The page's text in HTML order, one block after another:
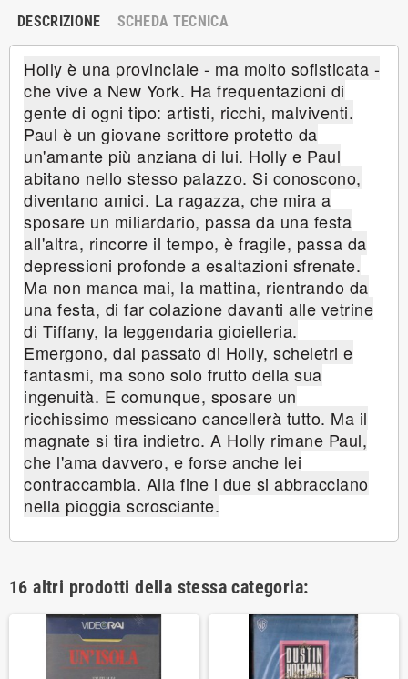
DESCRIZIONE SCHEDA TECNICA
Holly è una provinciale - ma molto sofisticata -
che vive a New York. Ha frequentazioni di
gente di ogni tipo: artisti, ricchi, malviventi.
Paul è un giovane scrittore protetto da
un'amante più anziana di lui. Holly e Paul
abitano nello stesso palazzo. Si conoscono,
diventano amici. La ragazza, che mira a
sposare un miliardario, passa da una festa
all'altra, rincorre il tempo, è fragile, passa da
depressioni profonde a esaltazioni sfrenate.
Ma non manca mai, la mattina, rientrando da
una festa, di far colazione davanti alle vetrine
di Tiffany, la leggendaria gioielleria.
Emergono, dal passato di Holly, scheletri e
fantasmi, ma sono solo frutto della sua
ingenuità. E comunque, sposare un
ricchissimo messicano cancellerà tutto. Ma il
magnate si tira indietro. A Holly rimane Paul,
che l'ama davvero, e forse anche lei
contraccambia. Alla fine i due si abbracciano
nella pioggia scrosciante.
16 altri prodotti della stessa categoria: